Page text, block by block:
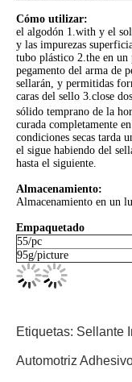
Cómo utilizar:
el algodón 1.with y el
y las impurezas
tubo plástico 2.the en
pegamento del arma de
sellarán, y permitidas
caras del sello 3.close
sólido temprano de la
curada completamente
condiciones secas tarda
el sigue habiendo del
hasta el siguiente.
Almacenamiento:
Almacenamiento en un
Empaquetado
55/pc
95g/picture
Etiquetas: Sellante
Automotriz